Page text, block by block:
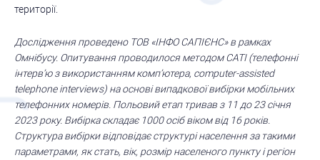
території.
Дослідження проведено ТОВ «ІНФО САПІЄНС» в рамках
Омнібусу. Опитування проводилося методом CATI (телефонні
інтерв’ю з використанням комп’ютера, computer-assisted
telephone interviews) на основі випадкової вибірки мобільних
телефонних номерів. Польовий етап тривав з 11 до 23 січня
2023 року. Вибірка складає 1000 осіб віком від 16 років.
Структура вибірки відповідає структурі населення за такими
параметрами, як стать, вік, розмір населеного пункту і регіон